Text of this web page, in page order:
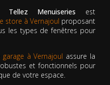
Tellez Menuiseries est
store à Vernajoul proposant
les types de fenêtres pour
à Vernajoul assure la
et fonctionnels pour
de votre espace.